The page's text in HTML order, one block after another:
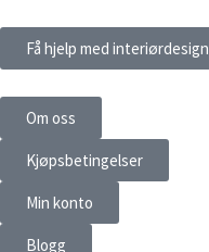
Få hjelp med interiørdesign
Om oss
Kjøpsbetingelser
Min konto
Blogg